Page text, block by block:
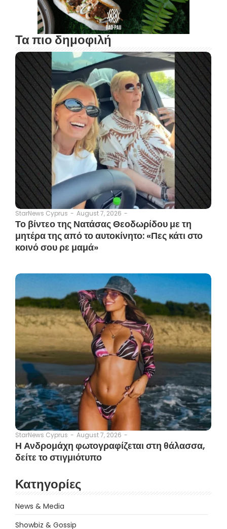
Τα πιο δημοφιλή
StarNews Cyprus - August 7, 2026 -
Το βίντεο της Νατάσας Θεοδωρίδου με τη
μητέρα της από το αυτοκίνητο: «Πες κάτι στο
κοινό σου ρε μαμά»
StarNews Cyprus - August 7, 2026 -
Η Ανδρομάχη φωτογραφίζεται στη θάλασσα,
δείτε το στιγμιότυπο
Κατηγορίες
News & Media
Showbiz & Gossip